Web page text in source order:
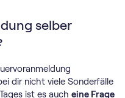
selber
dir nicht viele Sonderfälle
ist es auch eine Frage